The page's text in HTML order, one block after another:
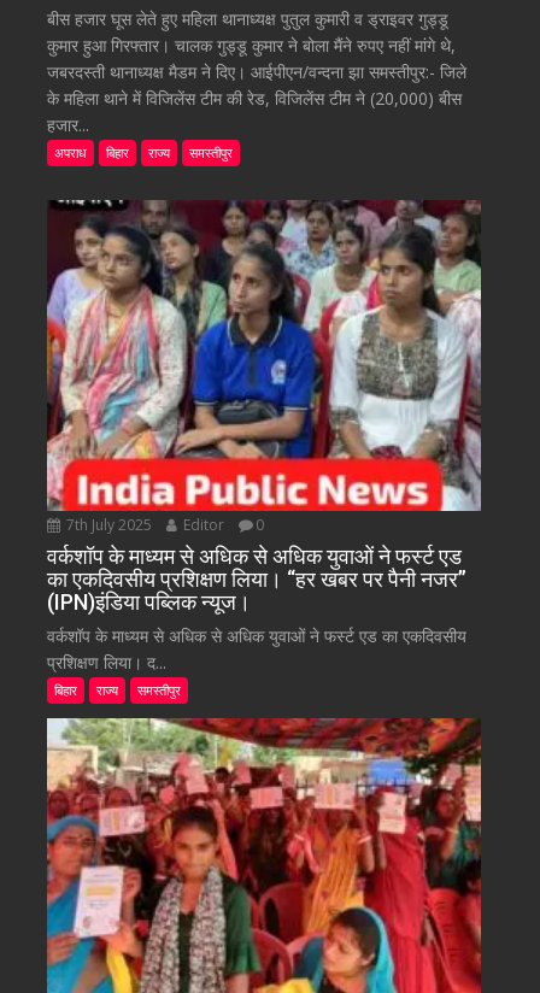
बीस हजार घूस लेते हुए महिला थानाध्यक्ष पुतुल कुमारी व ड्राइवर गुड्डू
कुमार हुआ गिरफ्तार। चालक गुड्डू कुमार ने बोला मैंने रुपए नहीं मांगे थे,
जबरदस्ती थानाध्यक्ष मैडम ने दिए। आईपीएन/वन्दना झा समस्तीपुर:- जिले
के महिला थाने में विजिलेंस टीम की रेड, विजिलेंस टीम ने (20,000) बीस
हजार...
अपराध बिहार राज्य समस्तीपुर
7th July 2025 Editor 0
वर्कशॉप के माध्यम से अधिक से अधिक युवाओं ने फर्स्ट एड
का एकदिवसीय प्रशिक्षण लिया। “हर खबर पर पैनी नजर”
(IPN)इंडिया पब्लिक न्यूज।
वर्कशॉप के माध्यम से अधिक से अधिक युवाओं ने फर्स्ट एड का एकदिवसीय
प्रशिक्षण लिया। द...
बिहार राज्य समस्तीपुर